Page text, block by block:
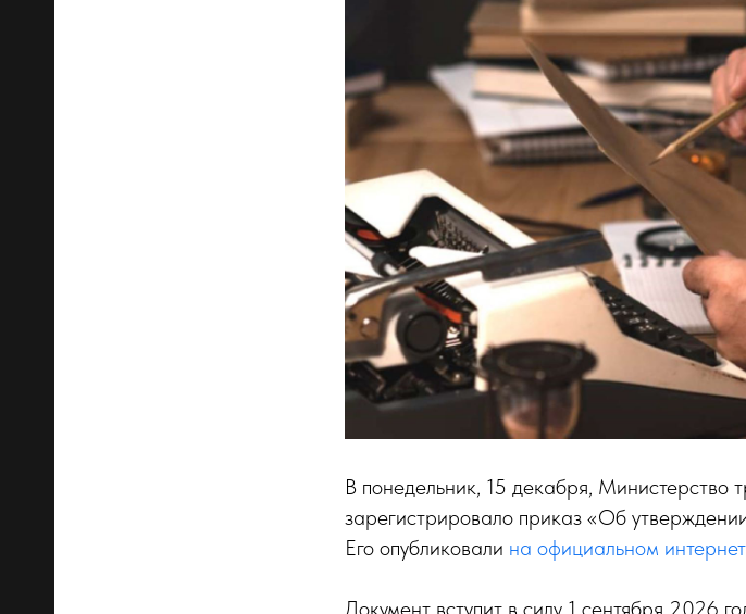
В понедельник, 15 декабря, Министерство
зарегистрировало приказ «Об
Его опубликовали на официальном
Документ вступит в силу 1 сентября 2026